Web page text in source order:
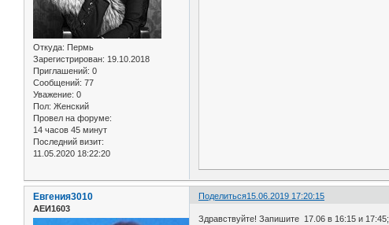
Откуда: Пермь
Зарегистрирован: 19.10.2018
Приглашений: 0
Сообщений: 77
Уважение: 0
Пол: Женский
Провел на форуме:
14 часов 45 минут
Последний визит:
11.05.2020 18:22:20
Поделиться15.06.2019 17:20:15
Евгения3010
АЕИ1603
Здравствуйте! Запишите 17.06 в 16:15 и 17:45;